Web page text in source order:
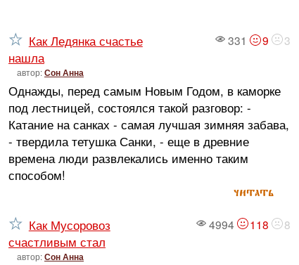
331 9 3
Как Ледянка счастье
нашла
автор:Сон Анна
Однажды, перед самым Новым Годом, в каморке
под лестницей, состоялся такой разговор: -
Катание на санках - самая лучшая зимняя забава,
- твердила тетушка Санки, - еще в древние
времена люди развлекались именно таким
способом!
читать
4994 118 8
Как Мусоровоз
счастливым стал
автор:Сон Анна